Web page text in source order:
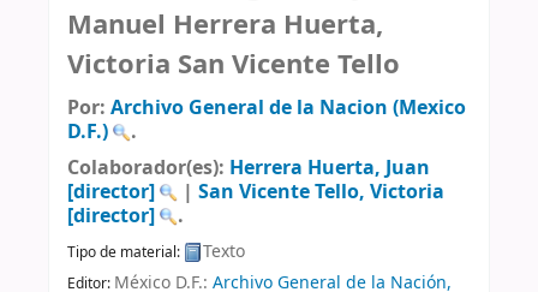
Manuel Herrera Huerta,
Victoria San Vicente Tello
Por: Archivo General de la Nacion (Mexico
D.F.)
.
Colaborador(es): Herrera Huerta, Juan
[director]
| San Vicente Tello, Victoria
[director]
.
Tipo de material: Texto
Editor: México D.F.: Archivo General de la Nación,